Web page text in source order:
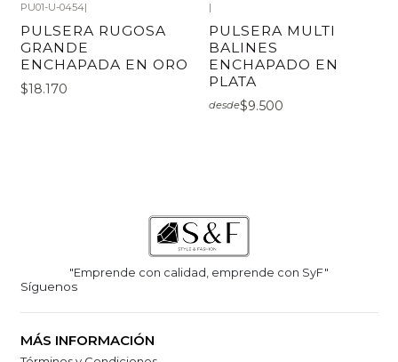
PU01-U-0454|
PULSERA RUGOSA
GRANDE
ENCHAPADA EN ORO
$18.170
|
PULSERA MULTI
BALINES
ENCHAPADO EN
PLATA
desde$9.500
"Emprende con calidad, emprende con SyF"
Síguenos
MÁS INFORMACIÓN